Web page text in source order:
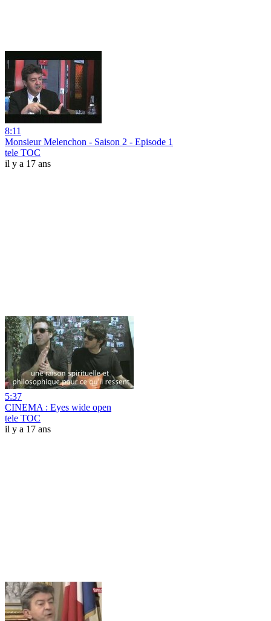
8:11
Monsieur Melenchon - Saison 2 - Episode 1
tele TOC
il y a 17 ans
5:37
CINEMA : Eyes wide open
tele TOC
il y a 17 ans